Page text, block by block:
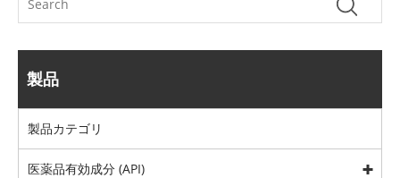
製品
製品カテゴリ
医薬品有効成分 (API)